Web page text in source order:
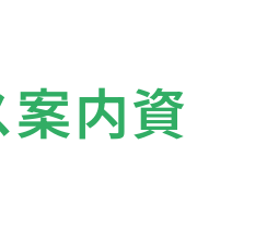
内資